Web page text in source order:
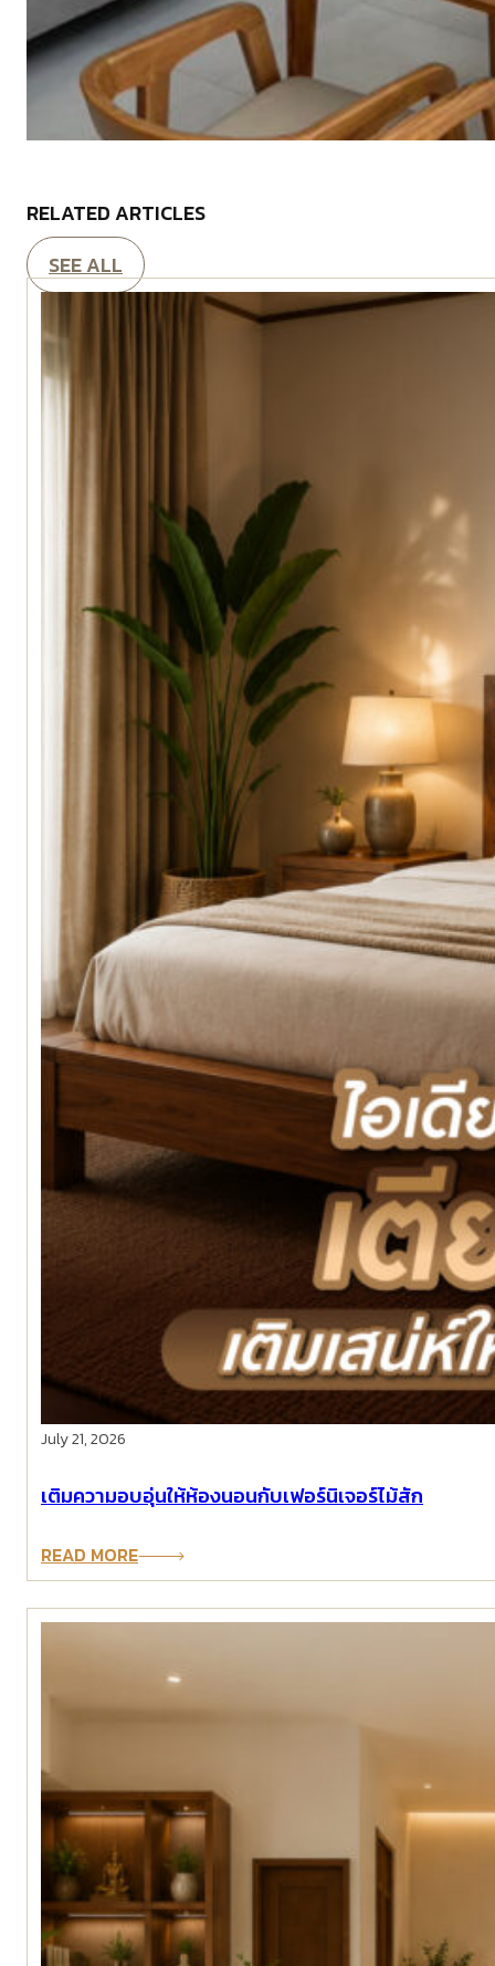
RELATED ARTICLES
SEE ALL
July 21, 2026
เติมความอบอุ่นให้ห้องนอนกับเฟอร์นิเจอร์ไม้สัก
READ MORE